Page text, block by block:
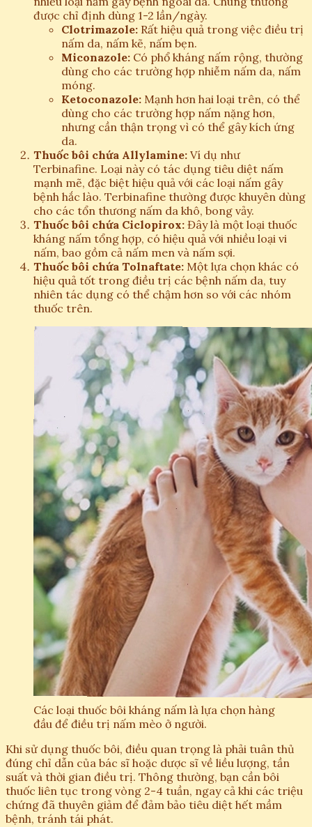
được chỉ định dùng 1-2 lần/ngày.
Clotrimazole: Rất hiệu quả trong việc điều trị
nấm da, nấm kẽ, nấm bẹn.
Miconazole: Có phổ kháng nấm rộng, thường
dùng cho các trường hợp nhiễm nấm da, nấm
móng.
Ketoconazole: Mạnh hơn hai loại trên, có thể
dùng cho các trường hợp nấm nặng hơn,
nhưng cần thận trọng vì có thể gây kích ứng
da.
Thuốc bôi chứa Allylamine: Ví dụ như
Terbinafine. Loại này có tác dụng tiêu diệt nấm
mạnh mẽ, đặc biệt hiệu quả với các loại nấm gây
bệnh hắc lào. Terbinafine thường được khuyên dùng
cho các tổn thương nấm da khô, bong vảy.
Thuốc bôi chứa Ciclopirox: Đây là một loại thuốc
kháng nấm tổng hợp, có hiệu quả với nhiều loại vi
nấm, bao gồm cả nấm men và nấm sợi.
Thuốc bôi chứa Tolnaftate: Một lựa chọn khác có
hiệu quả tốt trong điều trị các bệnh nấm da, tuy
nhiên tác dụng có thể chậm hơn so với các nhóm
thuốc trên.
Các loại thuốc bôi kháng nấm là lựa chọn hàng
đầu để điều trị nấm mèo ở người.
Khi sử dụng thuốc bôi, điều quan trọng là phải tuân thủ
đúng chỉ dẫn của bác sĩ hoặc dược sĩ về liều lượng, tần
suất và thời gian điều trị. Thông thường, bạn cần bôi
thuốc liên tục trong vòng 2-4 tuần, ngay cả khi các triệu
chứng đã thuyên giảm để đảm bảo tiêu diệt hết mầm
bệnh, tránh tái phát.